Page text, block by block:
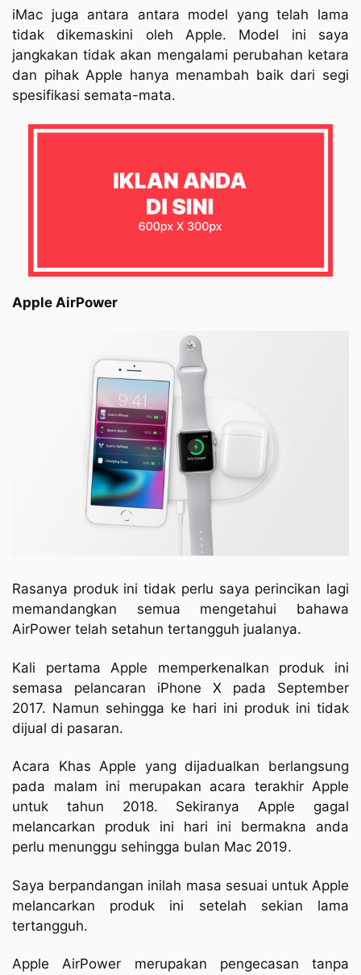
iMac juga antara antara model yang telah lama
tidak dikemaskini oleh Apple. Model ini saya
jangkakan tidak akan mengalami perubahan ketara
dan pihak Apple hanya menambah baik dari segi
spesifikasi semata-mata.
Apple AirPower
Rasanya produk ini tidak perlu saya perincikan lagi
memandangkan semua mengetahui bahawa
AirPower telah setahun tertangguh jualanya.
Kali pertama Apple memperkenalkan produk ini
semasa pelancaran iPhone X pada September
2017. Namun sehingga ke hari ini produk ini tidak
dijual di pasaran.
Acara Khas Apple yang dijadualkan berlangsung
pada malam ini merupakan acara terakhir Apple
untuk tahun 2018. Sekiranya Apple gagal
melancarkan produk ini hari ini bermakna anda
perlu menunggu sehingga bulan Mac 2019.
Saya berpandangan inilah masa sesuai untuk Apple
melancarkan produk ini setelah sekian lama
tertangguh.
Apple AirPower merupakan pengecasan tanpa